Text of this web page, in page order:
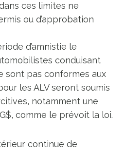
ces limites ne
ou d’approbation
d’amnistie le
conduisant
sont pas conformes aux
les ALV seront soumis
notamment une
comme le prévoit la loi.
continue de